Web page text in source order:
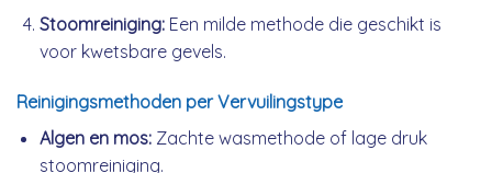
Stoomreiniging:Een milde methode die geschikt is
voor kwetsbare gevels.
Reinigingsmethoden per Vervuilingstype
Algen en mos:Zachte wasmethode of lage druk
stoomreiniging.